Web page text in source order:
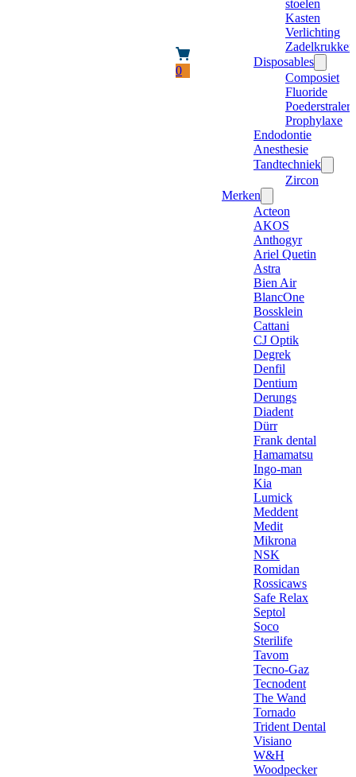
0
stoelen
Kasten
Verlichting
Zadelkrukken
Disposables
Composiet
Fluoride
Poederstraler
Prophylaxe
Endodontie
Anesthesie
Tandtechniek
Zircon
Merken
Acteon
AKOS
Anthogyr
Ariel Quetin
Astra
Bien Air
BlancOne
Bossklein
Cattani
CJ Optik
Degrek
Denfil
Dentium
Derungs
Diadent
Dürr
Frank dental
Hamamatsu
Ingo-man
Kia
Lumick
Meddent
Medit
Mikrona
NSK
Romidan
Rossicaws
Safe Relax
Septol
Soco
Sterilife
Tavom
Tecno-Gaz
Tecnodent
The Wand
Tornado
Trident Dental
Visiano
W&H
Woodpecker